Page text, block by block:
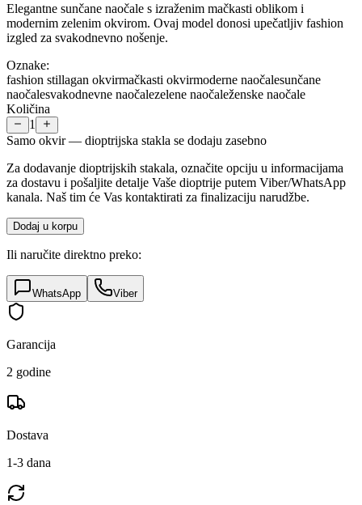
Elegantne sunčane naočale s izraženim mačkasti oblikom i
modernim zelenim okvirom. Ovaj model donosi upečatljiv fashion
izgled za svakodnevno nošenje.
Oznake:
fashion stillagan okvirmačkasti okvirmoderne naočalesunčane
naočalesvakodnevne naočalezelene naočaleženske naočale
Količina
1
Samo okvir — dioptrijska stakla se dodaju zasebno
Za dodavanje dioptrijskih stakala, označite opciju u informacijama
za dostavu i pošaljite detalje Vaše dioptrije putem Viber/WhatsApp
kanala. Naš tim će Vas kontaktirati za finalizaciju narudžbe.
Dodaj u korpu
Ili naručite direktno preko:
WhatsApp Viber
Garancija
2 godine
Dostava
1-3 dana